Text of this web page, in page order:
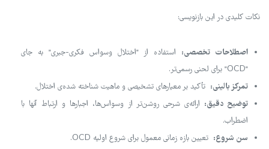
نکات کلیدی در این بازنویسی:
اصطلاحات تخصصی: استفاده از "اختلال وسواس فکری-جبری" به جای
"OCD" برای لحنی رسمی‌تر.
تمرکز بالینی: تأکید بر معیارهای تشخیصی و ماهیت شناخته شده‌ی اختلال.
توضیح دقیق: ارائه‌ی شرحی روشن‌تر از وسواس‌ها، اجبارها و ارتباط آنها با
اضطراب.
سن شروع: تعیین بازه زمانی معمول برای شروع اولیه OCD.